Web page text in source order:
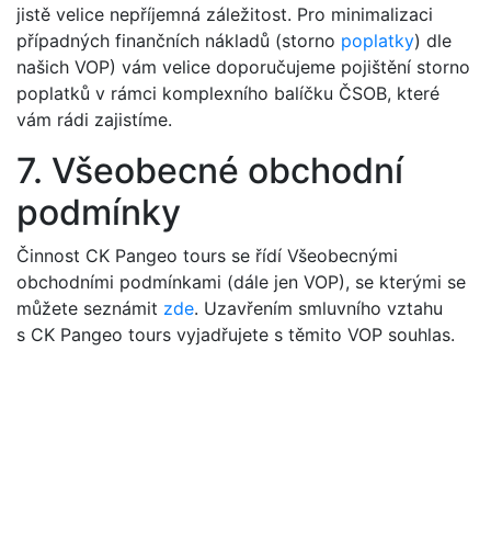
jistě velice nepříjemná záležitost. Pro minimalizaci
případných finančních nákladů (storno poplatky) dle
našich VOP) vám velice doporučujeme pojištění storno
poplatků v rámci komplexního balíčku ČSOB, které
vám rádi zajistíme.
7. Všeobecné obchodní
podmínky
Činnost CK Pangeo tours se řídí Všeobecnými
obchodními podmínkami (dále jen VOP), se kterými se
můžete seznámit zde. Uzavřením smluvního vztahu
s CK Pangeo tours vyjadřujete s těmito VOP souhlas.